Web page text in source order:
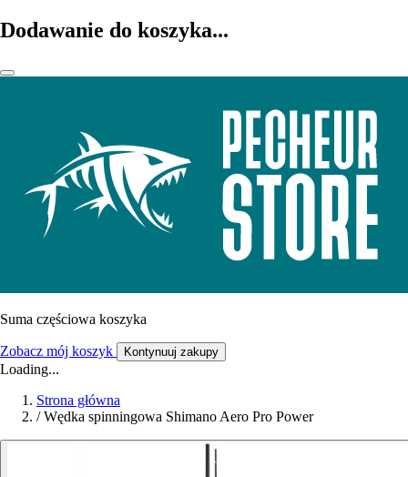
Dodawanie do koszyka...
Suma częściowa koszyka
Zobacz mój koszyk Kontynuuj zakupy
Loading...
Strona główna
/ Wędka spinningowa Shimano Aero Pro Power